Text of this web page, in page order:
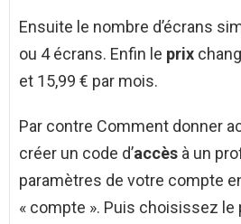
Ensuite le nombre d’écrans
ou 4 écrans. Enfin le prix
et 15,99 € par mois.
Par contre Comment donner
créer un code d’accès à un
paramètres de votre compte
« compte ». Puis choisissez le